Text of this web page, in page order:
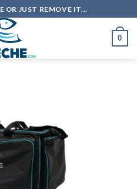
OR JUST REMOVE IT...
0